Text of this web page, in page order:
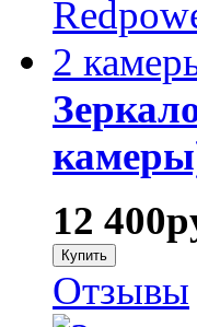
12 400
Отзывы